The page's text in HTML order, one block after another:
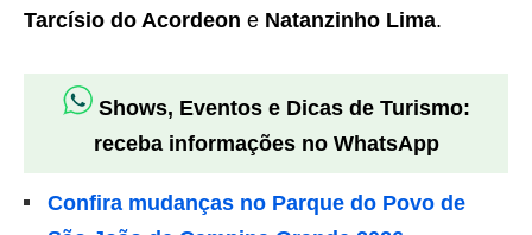
Tarcísio do Acordeon e Natanzinho Lima.
Shows, Eventos e Dicas de Turismo:
receba informações no WhatsApp
Confira mudanças no Parque do Povo de